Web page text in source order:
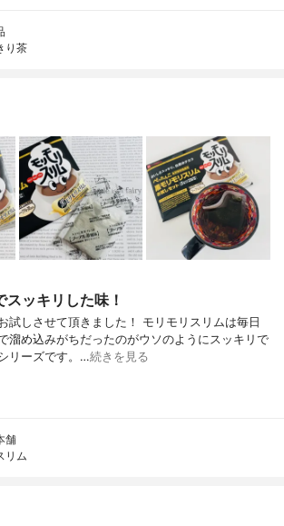
り茶
ッキリした味！
試しさせて頂きました！ モリモリスリムは毎日
溜め込みがちだったのがウソのようにスッキリで
リーズです。…続きを見る
舗
リム